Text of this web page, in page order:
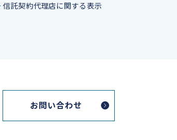
信託契約代理店に関する表示
お問い合わせ